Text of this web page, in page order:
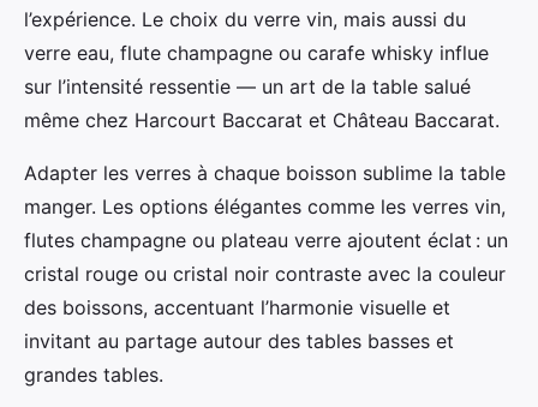
l’expérience. Le choix du verre vin, mais aussi du
verre eau, flute champagne ou carafe whisky influe
sur l’intensité ressentie — un art de la table salué
même chez Harcourt Baccarat et Château Baccarat.
Adapter les verres à chaque boisson sublime la table
manger. Les options élégantes comme les verres vin,
flutes champagne ou plateau verre ajoutent éclat : un
cristal rouge ou cristal noir contraste avec la couleur
des boissons, accentuant l’harmonie visuelle et
invitant au partage autour des tables basses et
grandes tables.